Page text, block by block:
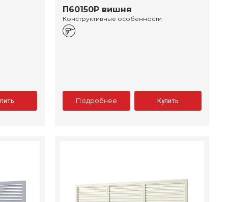
П60150Р вишня
Конструктивные особенности
Подробнее Купить